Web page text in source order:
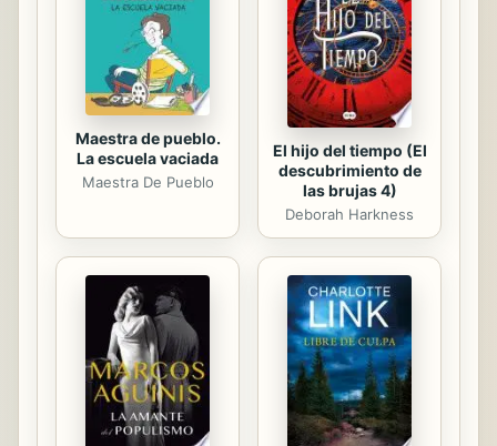
propuesta y el empleo del ensayo
como soporte textual.
Maestra de pueblo.
La escuela vaciada
Maestra De Pueblo
El hijo del tiempo (El
descubrimiento de
las brujas 4)
Deborah Harkness